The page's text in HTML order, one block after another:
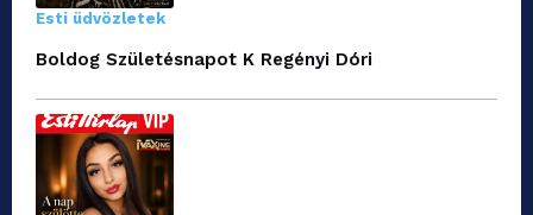
Esti üdvözletek
Boldog Születésnapot K Regényi Dóri